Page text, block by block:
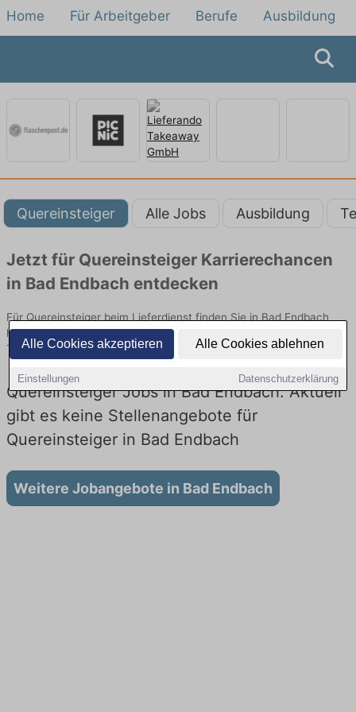
Alle Cookies akzeptieren Alle Cookies ablehnen
Einstellungen Datenschutzerklärung
Home Für Arbeitgeber Berufe Ausbildung
Quereinsteiger Alle Jobs Ausbildung
Jetzt für Quereinsteiger Karrierechancen
in Bad Endbach entdecken
Für Quereinsteiger beim Lieferdienst finden Sie in Bad Endbach
hier die aktuellsten Angebote. Entdecken Sie freie Optionen von
Top-Arbeitgebern und bewerben Sie sich noch heute.
Quereinsteiger Jobs in Bad Endbach: Aktuell
gibt es keine Stellenangebote für
Quereinsteiger in Bad Endbach
Weitere Jobangebote in Bad Endbach